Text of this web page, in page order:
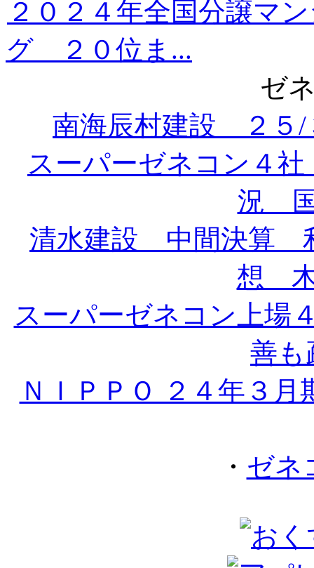
２０２４年全国分譲マ
グ ２０位ま...
ゼ
南海辰村建設 ２５
スーパーゼネコン４
況 国
清水建設 中間決算
想 木
スーパーゼネコン上場
善
ＮＩＰＰＯ ２４年３
・ ゼネ